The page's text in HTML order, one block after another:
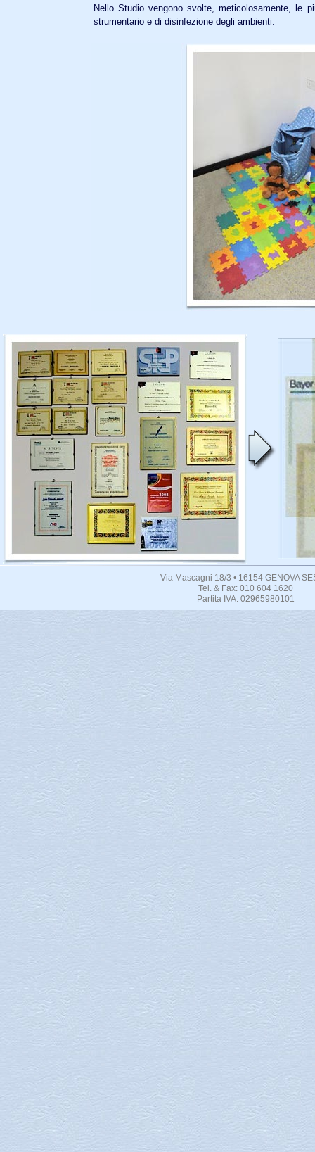
Nello Studio vengono svolte, meticolosamente, le
strumentario e di disinfezione degli ambienti.
Via Mascagni 18/3 • 16154 GENOVA
Tel. & Fax: 010 604 1620
Partita IVA: 02965980101